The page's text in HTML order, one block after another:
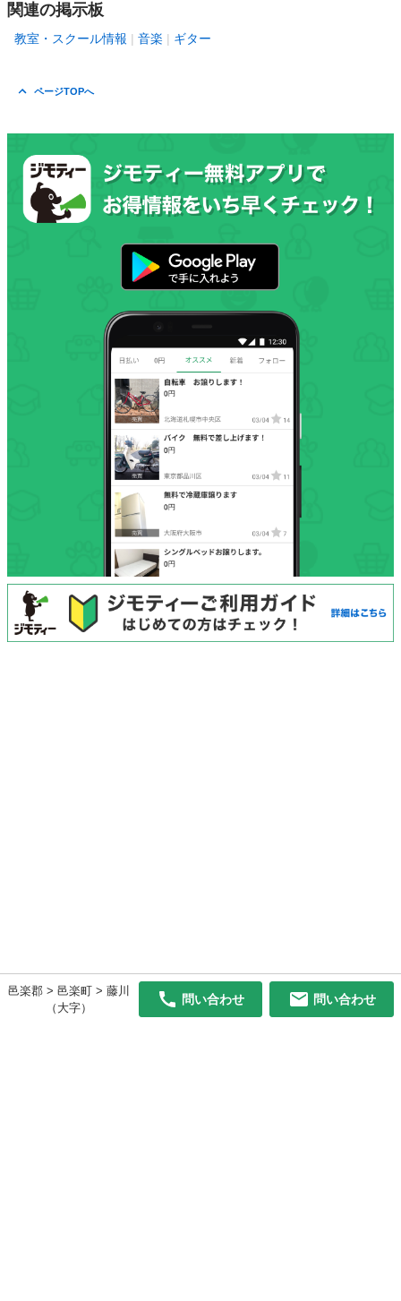
邑楽郡 > 邑楽町 > 藤川
（大字）
問い合わせ 問い合わせ
関連の掲示板
教室・スクール情報 音楽 ギター
ページTOPへ